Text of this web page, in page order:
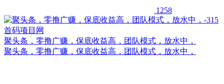
1258
聚头条，零撸广赚，保底收益高，团队模式，放水中，
聚头条，零撸广赚，保底收益高，团队模式，放水中，